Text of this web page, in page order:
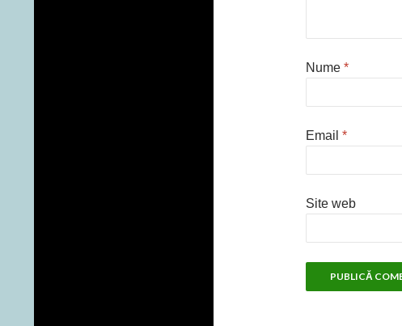
Nume *
Email *
Site web